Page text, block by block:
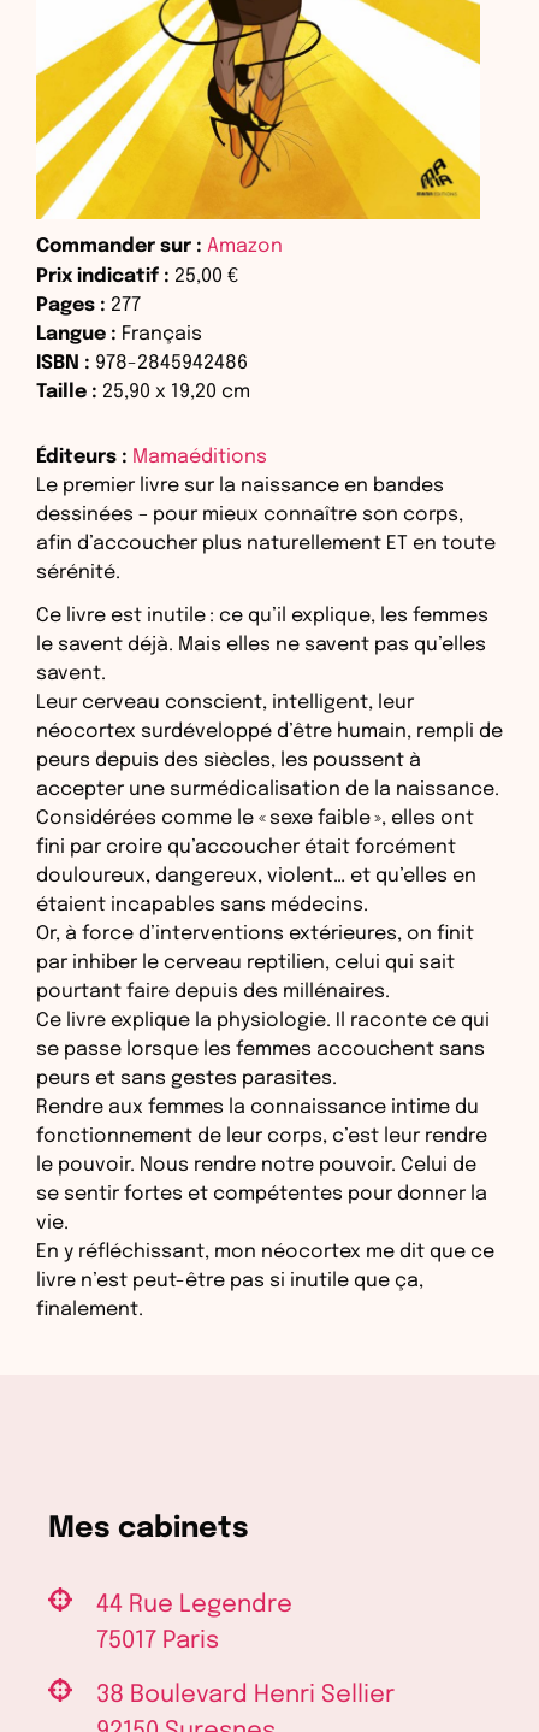
Commander sur : Amazon
Prix indicatif : 25,00 €
Pages : 277
Langue : Français
ISBN : 978-2845942486
Taille : 25,90 x 19,20 cm
Éditeurs : Mamaéditions
Le premier livre sur la naissance en bandes
dessinées – pour mieux connaître son corps,
afin d’accoucher plus naturellement ET en toute
sérénité.
Ce livre est inutile : ce qu’il explique, les femmes
le savent déjà. Mais elles ne savent pas qu’elles
savent.
Leur cerveau conscient, intelligent, leur
néocortex surdéveloppé d’être humain, rempli de
peurs depuis des siècles, les poussent à
accepter une surmédicalisation de la naissance.
Considérées comme le « sexe faible », elles ont
fini par croire qu’accoucher était forcément
douloureux, dangereux, violent… et qu’elles en
étaient incapables sans médecins.
Or, à force d’interventions extérieures, on finit
par inhiber le cerveau reptilien, celui qui sait
pourtant faire depuis des millénaires.
Ce livre explique la physiologie. Il raconte ce qui
se passe lorsque les femmes accouchent sans
peurs et sans gestes parasites.
Rendre aux femmes la connaissance intime du
fonctionnement de leur corps, c’est leur rendre
le pouvoir. Nous rendre notre pouvoir. Celui de
se sentir fortes et compétentes pour donner la
vie.
En y réfléchissant, mon néocortex me dit que ce
livre n’est peut-être pas si inutile que ça,
finalement.
Mes cabinets
44 Rue Legendre
75017 Paris
38 Boulevard Henri Sellier